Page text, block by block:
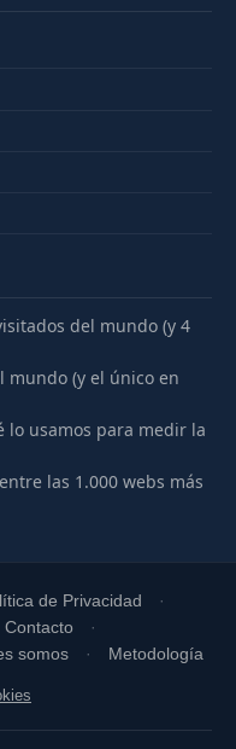
del mundo (y 4
mundo (y el único en
lo usamos para medir la
las 1.000 webs más
de Privacidad
Contacto
somos Metodología